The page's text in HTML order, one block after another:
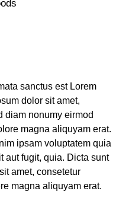
sanctus est Lorem
dolor sit amet,
diam nonumy eirmod
magna aliquyam erat.
ipsam voluptatem quia
aut fugit, quia. Dicta sunt
amet, consetetur
magna aliquyam erat.